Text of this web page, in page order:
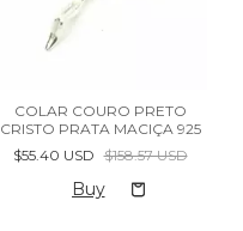
COLAR COURO PRETO
CRISTO PRATA MACIÇA 925
$55.40 USD $158.57 USD